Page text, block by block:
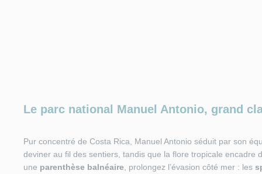
Le parc national Manuel Antonio, grand
Pur concentré de Costa Rica, Manuel Antonio séduit par son
deviner au fil des sentiers, tandis que la flore tropicale
une parenthèse balnéaire , prolongez l’évasion côté mer : les